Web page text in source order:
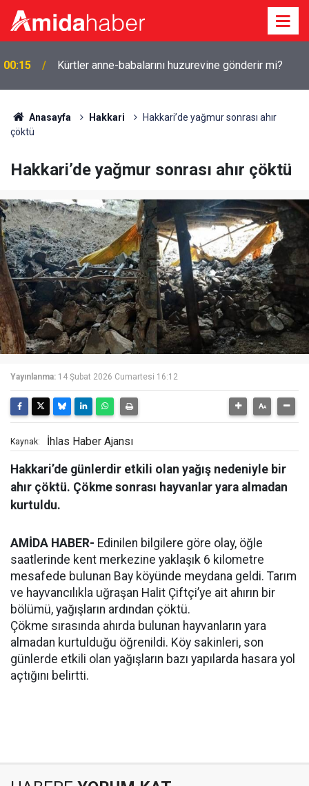
00:15 Kürtler anne-babalarını huzurevine gönderir mi?
Anasayfa Hakkari
Hakkari’de yağmur sonrası ahır
çöktü
Hakkari’de yağmur sonrası ahır çöktü
Yayınlanma: 14 Şubat 2026 Cumartesi 16:12
Kaynak: İhlas Haber Ajansı
Hakkari’de günlerdir etkili olan yağış nedeniyle bir
ahır çöktü. Çökme sonrası hayvanlar yara almadan
kurtuldu.
AMİDA HABER- Edinilen bilgilere göre olay, öğle
saatlerinde kent merkezine yaklaşık 6 kilometre
mesafede bulunan Bay köyünde meydana geldi. Tarım
ve hayvancılıkla uğraşan Halit Çiftçi’ye ait ahırın bir
bölümü, yağışların ardından çöktü.
Çökme sırasında ahırda bulunan hayvanların yara
almadan kurtulduğu öğrenildi. Köy sakinleri, son
günlerde etkili olan yağışların bazı yapılarda hasara yol
açtığını belirtti.